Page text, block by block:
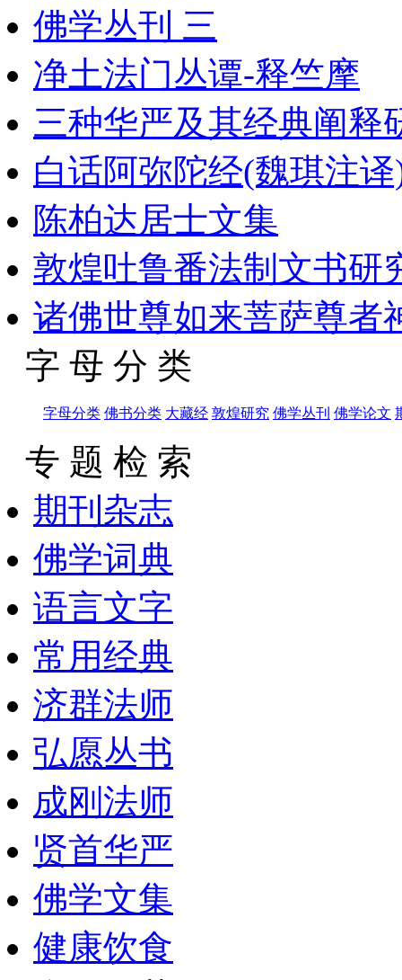
佛学丛刊 三
净土法门丛谭-释竺摩
三种华严及其经典阐释
白话阿弥陀经(魏琪注
陈柏达居士文集
敦煌吐鲁番法制文书研
诸佛世尊如来菩萨尊者
字 母 分 类
字母分类 佛书分类 大藏经 敦煌研究 佛学丛刊 佛学论文
专 题 检 索
期刊杂志
佛学词典
语言文字
常用经典
济群法师
弘愿丛书
成刚法师
贤首华严
佛学文集
健康饮食